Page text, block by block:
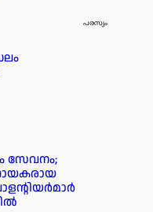
പരസ്യം
സേവനം;